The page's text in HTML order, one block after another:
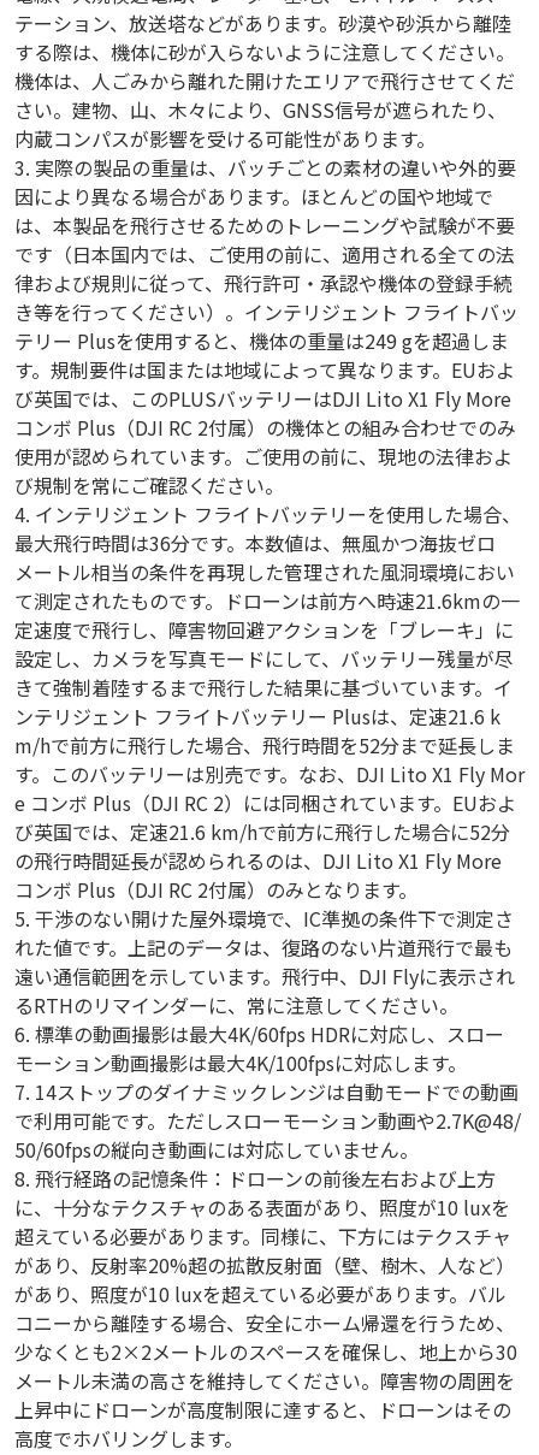
テーション、放送塔などがあります。砂漠や砂浜から離陸
する際は、機体に砂が入らないように注意してください。
機体は、人ごみから離れた開けたエリアで飛行させてくだ
さい。建物、山、木々により、GNSS信号が遮られたり、
内蔵コンパスが影響を受ける可能性があります。
3. 実際の製品の重量は、バッチごとの素材の違いや外的要
因により異なる場合があります。ほとんどの国や地域で
は、本製品を飛行させるためのトレーニングや試験が不要
です（日本国内では、ご使用の前に、適用される全ての法
律および規則に従って、飛行許可・承認や機体の登録手続
き等を行ってください）。インテリジェント フライトバッ
テリー Plusを使用すると、機体の重量は249 gを超過しま
す。規制要件は国または地域によって異なります。EUおよ
び英国では、このPLUSバッテリーはDJI Lito X1 Fly More
コンボ Plus（DJI RC 2付属）の機体との組み合わせでのみ
使用が認められています。ご使用の前に、現地の法律およ
び規制を常にご確認ください。
4. インテリジェント フライトバッテリーを使用した場合、
最大飛行時間は36分です。本数値は、無風かつ海抜ゼロ
メートル相当の条件を再現した管理された風洞環境におい
て測定されたものです。ドローンは前方へ時速21.6kmの一
定速度で飛行し、障害物回避アクションを「ブレーキ」に
設定し、カメラを写真モードにして、バッテリー残量が尽
きて強制着陸するまで飛行した結果に基づいています。イ
ンテリジェント フライトバッテリー Plusは、定速21.6 k
m/hで前方に飛行した場合、飛行時間を52分まで延長しま
す。このバッテリーは別売です。なお、DJI Lito X1 Fly Mor
e コンボ Plus（DJI RC 2）には同梱されています。EUおよ
び英国では、定速21.6 km/hで前方に飛行した場合に52分
の飛行時間延長が認められるのは、DJI Lito X1 Fly More
コンボ Plus（DJI RC 2付属）のみとなります。
5. 干渉のない開けた屋外環境で、IC準拠の条件下で測定さ
れた値です。上記のデータは、復路のない片道飛行で最も
遠い通信範囲を示しています。飛行中、DJI Flyに表示され
るRTHのリマインダーに、常に注意してください。
6. 標準の動画撮影は最大4K/60fps HDRに対応し、スロー
モーション動画撮影は最大4K/100fpsに対応します。
7. 14ストップのダイナミックレンジは自動モードでの動画
で利用可能です。ただしスローモーション動画や2.7K@48/
50/60fpsの縦向き動画には対応していません。
8. 飛行経路の記憶条件：ドローンの前後左右および上方
に、十分なテクスチャのある表面があり、照度が10 luxを
超えている必要があります。同様に、下方にはテクスチャ
があり、反射率20%超の拡散反射面（壁、樹木、人など）
があり、照度が10 luxを超えている必要があります。バル
コニーから離陸する場合、安全にホーム帰還を行うため、
少なくとも2×2メートルのスペースを確保し、地上から30
メートル未満の高さを維持してください。障害物の周囲を
上昇中にドローンが高度制限に達すると、ドローンはその
高度でホバリングします。